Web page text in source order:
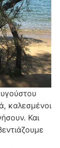
καλεσμένοι
Και